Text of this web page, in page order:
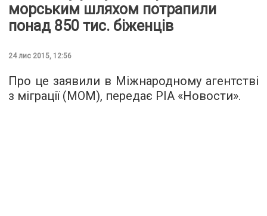
морським шляхом потрапили
понад 850 тис. біженців
24 лис 2015, 12:56
Про це заявили в Міжнародному агентстві
з міграції (МОМ), передає РІА «Новости».